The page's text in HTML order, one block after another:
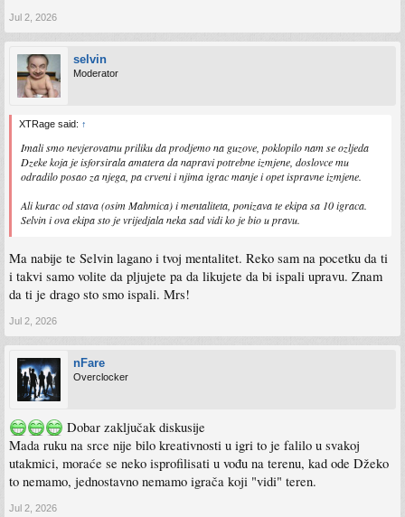
Jul 2, 2026
selvin
Moderator
XTRage said: ↑
Imali smo nevjerovatnu priliku da prodjemo na guzove, poklopilo nam se ozljeda
Dzeke koja je isforsirala amatera da napravi potrebne izmjene, doslovce mu
odradilo posao za njega, pa crveni i njima igrac manje i opet ispravne izmjene.
Ali kurac od stava (osim Mahmica) i mentaliteta, ponizava te ekipa sa 10 igraca.
Selvin i ova ekipa sto je vrijedjala neka sad vidi ko je bio u pravu.
Ma nabije te Selvin lagano i tvoj mentalitet. Reko sam na pocetku da ti
i takvi samo volite da pljujete pa da likujete da bi ispali upravu. Znam
da ti je drago sto smo ispali. Mrs!
Jul 2, 2026
nFare
Overclocker
Dobar zaključak diskusije
Mada ruku na srce nije bilo kreativnosti u igri to je falilo u svakoj
utakmici, moraće se neko isprofilisati u vođu na terenu, kad ode Džeko
to nemamo, jednostavno nemamo igrača koji "vidi" teren.
Jul 2, 2026